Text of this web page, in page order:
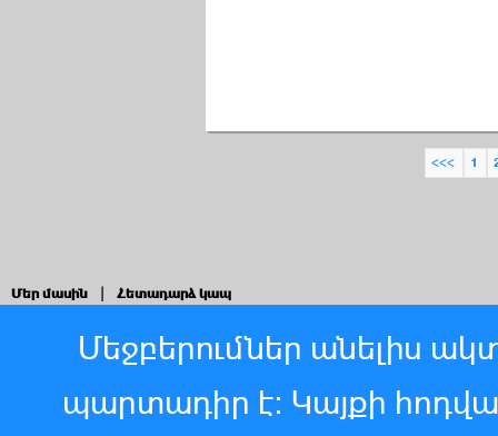
<<< 1
Մեր մասին Հետադարձ կապ
Մեջբերումներ անելիս
պարտադիր է: Կայքի